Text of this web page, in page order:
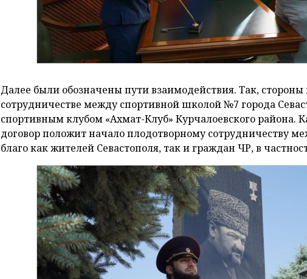
Далее были обозначены пути взаимодействия. Так,
сотрудничестве между спортивной школой №7 города
спортивным клубом «Ахмат-Клуб» Курчалоевского района.
договор положит начало плодотворному сотрудничеству
благо как жителей Севастополя, так и граждан ЧР, в